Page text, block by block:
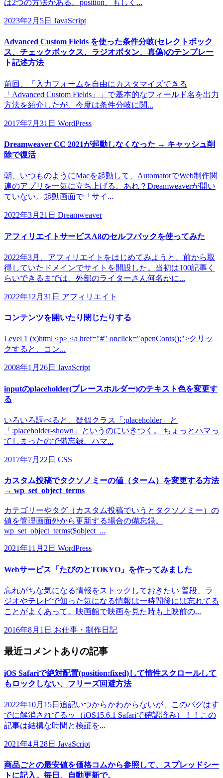
は2つの方法がある。position、もしく...
2023年2月5日 JavaScript
Advanced Custom Fields を使った条件分岐(セレクトボック
ス、チェックボックス、ラジオボタン、真偽)のテンプレー
ト記述方法
前回、「入力フォームを自由にカスタマイズできる
「Advanced Custom Fields」」で基本的なフィールド名を出力
方法を紹介したが、今度は条件分岐に関...
2017年7月31日 WordPress
Dreamweaver CC 2021が起動しなくなった → キャッシュ削
除で復活
朝、いつものようにMacを起動して、AutomatorでWeb制作関
連のアプリを一気に立ち上げる。あれ？Dreamweaverが開い
ていない。起動画面で「サイ...
2022年3月21日 Dreamweaver
アフィリエイトサービスA8のセルフバックを使ってみた
2022年3月、アフィリエイトをはじめてみようと、前から取
得していたドメインでサイトを開設した。当初は100記事く
らいできるまでは、外部のライターさん何名かに...
2022年12月31日 アフィリエイト
コンテンツを開いたり閉じたりする
Level 1 (x)html <p> <a href="#" onclick="openConts();">クリッ
クすると、コン...
2008年1月26日 JavaScript
inputのplaceholder(プレースホルダー)のテキスト色を変更す
る
いろいろ調べると、疑似クラス「:placeholder」と
「:placeholder-shown」というのにいきつく。 ちょっとハマっ
てしまったので備忘録。ハマ...
2017年7月22日 CSS
カスタム投稿でタクソノミーの値（ターム）を変更する方法
→ wp_set_object_terms
カテゴリーやタグ（カスタム投稿でいうとタクソノミー）の
値を管理画面外から更新する場合の備忘録。
wp_set_object_terms($object_...
2021年11月2日 WordPress
Webサービス「たびのとTOKYO」を作ってみました
忘れがちな気になる情報をストックしておきたい 普段、ラ
ジオやテレビで知った気になる情報は一時間後には忘れてる
ことがよくあって。映画館で映画を見た時も上映前の...
2016年8月1日 お仕事・制作日記
最近コメントありの記事
iOS Safariで絶対配置(position:fixed)して惰性スクロールして
もロックしない、フリーズ回避方法
2022年10月15日追記いつからかわからないが、このバグはす
でに解消されてるッ（iOS15.6.1 Safariで確認済み）！！この
記事は結構な時間と検証を...
2021年4月28日 JavaScript
商品ごとの最安値を価格コムから参照して、スプレッドシー
トに記入。毎日、自動更新で。